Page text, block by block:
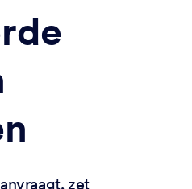
zet